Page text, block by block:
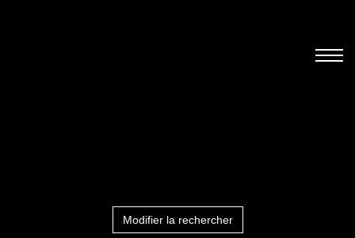
Modifier la rechercher